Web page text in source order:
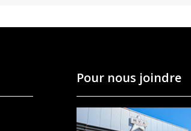
Pour nous joindre